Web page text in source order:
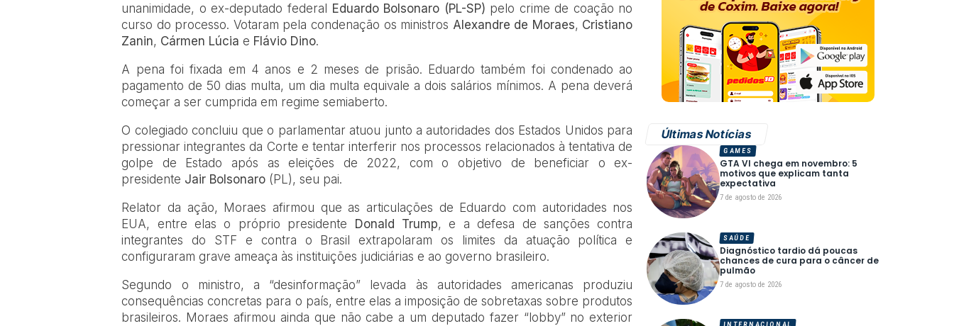
unanimidade, o ex-deputado federal Eduardo Bolsonaro (PL-SP) pelo crime de coação no
curso do processo. Votaram pela condenação os ministros Alexandre de Moraes, Cristiano
Zanin, Cármen Lúcia e Flávio Dino.
A pena foi fixada em 4 anos e 2 meses de prisão. Eduardo também foi condenado ao
pagamento de 50 dias multa, um dia multa equivale a dois salários mínimos. A pena deverá
começar a ser cumprida em regime semiaberto.
O colegiado concluiu que o parlamentar atuou junto a autoridades dos Estados Unidos para
pressionar integrantes da Corte e tentar interferir nos processos relacionados à tentativa de
golpe de Estado após as eleições de 2022, com o objetivo de beneficiar o ex-
presidente Jair Bolsonaro (PL), seu pai.
Relator da ação, Moraes afirmou que as articulações de Eduardo com autoridades nos
EUA, entre elas o próprio presidente Donald Trump, e a defesa de sanções contra
integrantes do STF e contra o Brasil extrapolaram os limites da atuação política e
configuraram grave ameaça às instituições judiciárias e ao governo brasileiro.
Segundo o ministro, a “desinformação” levada às autoridades americanas produziu
consequências concretas para o país, entre elas a imposição de sobretaxas sobre produtos
brasileiros. Moraes afirmou ainda que não cabe a um deputado fazer “lobby” no exterior
Últimas Notícias
GTA VI chega em novembro: 5
motivos que explicam tanta
expectativa
7 de agosto de 2026
GAMES
Diagnóstico tardio dá poucas
chances de cura para o câncer de
pulmão
7 de agosto de 2026
SAÚDE
INTERNACIONAL